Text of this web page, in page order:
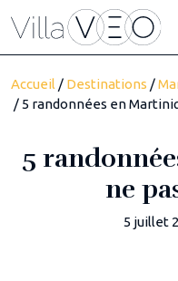
Accueil / Destinations /
/ 5 randonnées en
5
ne
5 juillet